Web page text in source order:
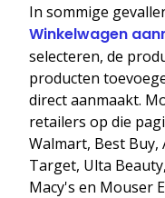
In sommige
Winkelwagen
selecteren, de
producten
direct aanmaakt.
retailers op die
Walmart, Best Buy,
Target, Ulta
Macy's en Mouser